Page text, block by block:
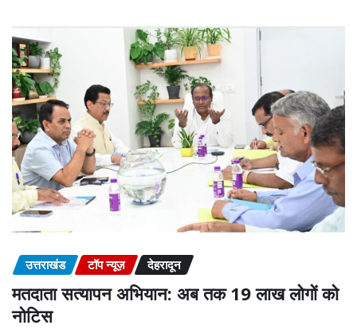
उत्तराखंड टॉप न्यूज़ देहरादून
मतदाता सत्यापन अभियान: अब तक 19 लाख लोगों को
नोटिस